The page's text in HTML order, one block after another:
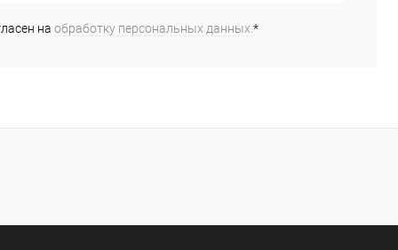
на обработку персональных данных. *